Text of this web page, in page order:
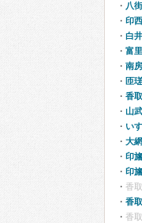
八
印
白
富
南
匝
香
山
い
大
印
印
香
香
香